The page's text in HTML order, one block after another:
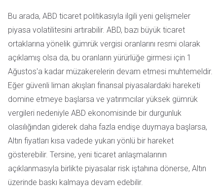
Bu arada, ABD ticaret politikasıyla ilgili yeni gelişmeler
piyasa volatilitesini artırabilir. ABD, bazı büyük ticaret
ortaklarına yönelik gümrük vergisi oranlarını resmi olarak
açıklamış olsa da, bu oranların yürürlüğe girmesi için 1
Ağustos'a kadar müzakerelerin devam etmesi muhtemeldir.
Eğer güvenli liman akışları finansal piyasalardaki hareketi
domine etmeye başlarsa ve yatırımcılar yüksek gümrük
vergileri nedeniyle ABD ekonomisinde bir durgunluk
olasılığından giderek daha fazla endişe duymaya başlarsa,
Altın fiyatları kısa vadede yukarı yönlü bir hareket
gösterebilir. Tersine, yeni ticaret anlaşmalarının
açıklanmasıyla birlikte piyasalar risk iştahına dönerse, Altın
üzerinde baskı kalmaya devam edebilir.